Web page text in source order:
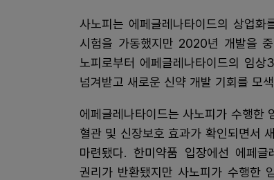
사노피는 에페글레나타이드의 상업
시험을 가동했지만 2020년 개발을 중
노피로부터 에페글레나타이드의 임상
넘겨받고 새로운 신약 개발 기회를 모
에페글레나타이드는 사노피가 수행한
혈관 및 신장보호 효과가 확인되면서
마련됐다. 한미약품 입장에선 에페글
권리가 반환됐지만 사노피가 수행한